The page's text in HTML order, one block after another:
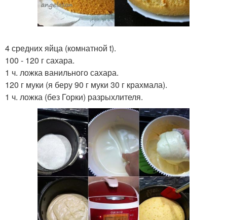
4 средних яйца (комнатной t).
100 - 120 г сахара.
1 ч. ложка ванильного сахара.
120 г муки (я беру 90 г муки 30 г крахмала).
1 ч. ложка (без Горки) разрыхлителя.